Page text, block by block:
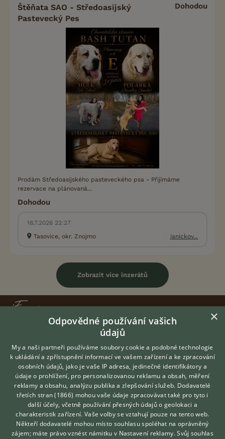
Štěňata SAO - Středoasijský
Pastevecký Pes
Dohodou
Prodám Středoasijského pasteveckého psa - Přijímáme
rezervace na plánovaná...
Dohodou
18.7.2026 22:27
Tasovice, okr. Znojmo
janickov...
Zobrazit více inzerátů
KONTAKT DO REDAKCE WEBU
redakce@ifauna.cz
DOMOVSKÁ STRÁNKA
INZERCE
Hledáte zvířecího kamaráda?
Zdarma vám poradí
VETERINÁŘ ONLINE
KONZULTOVAT S
VETERINÁŘEM
×
Odpovědné používání vašich
údajů
My a naši partneři používáme soubory cookie a podobné technologie
k ukládání a zpřístupnění informací ve vašem zařízení a ke zpracování
osobních údajů, jako je vaše IP adresa, jedinečné identifikátory a
údaje o prohlížení, pro personalizovanou reklamu a obsah, měření
reklamy a obsahu, analýzu publika a zlepšování služeb. Dodavatelé
třetích stran (1866) mohou vaše údaje zpracovávat také pro tyto i
další účely, včetně používání přesných údajů o geolokaci a
charakteristik zařízení. Vaše volby se vztahují pouze na tento web.
Někteří dodavatelé mohou místo souhlasu spoléhat na oprávněný
zájem; máte právo vznést námitku v Nastavení reklamy. Svůj souhlas